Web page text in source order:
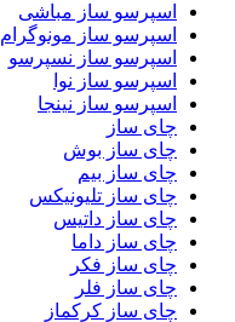
اسپرسو ساز مباشی
اسپرسو ساز مونوگرام
اسپرسو ساز نسپرسو
اسپرسو ساز نوا
اسپرسو ساز نینجا
چای ساز
چای ساز بوش
چای ساز بیم
چای ساز تلیونیکس
چای ساز داتیس
چای ساز داما
چای ساز فکر
چای ساز فلر
چای ساز کرکماز